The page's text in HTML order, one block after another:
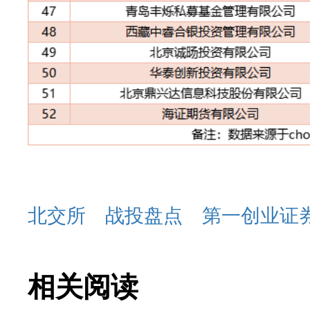
北交所 战投盘点 第一创业证
相关阅读